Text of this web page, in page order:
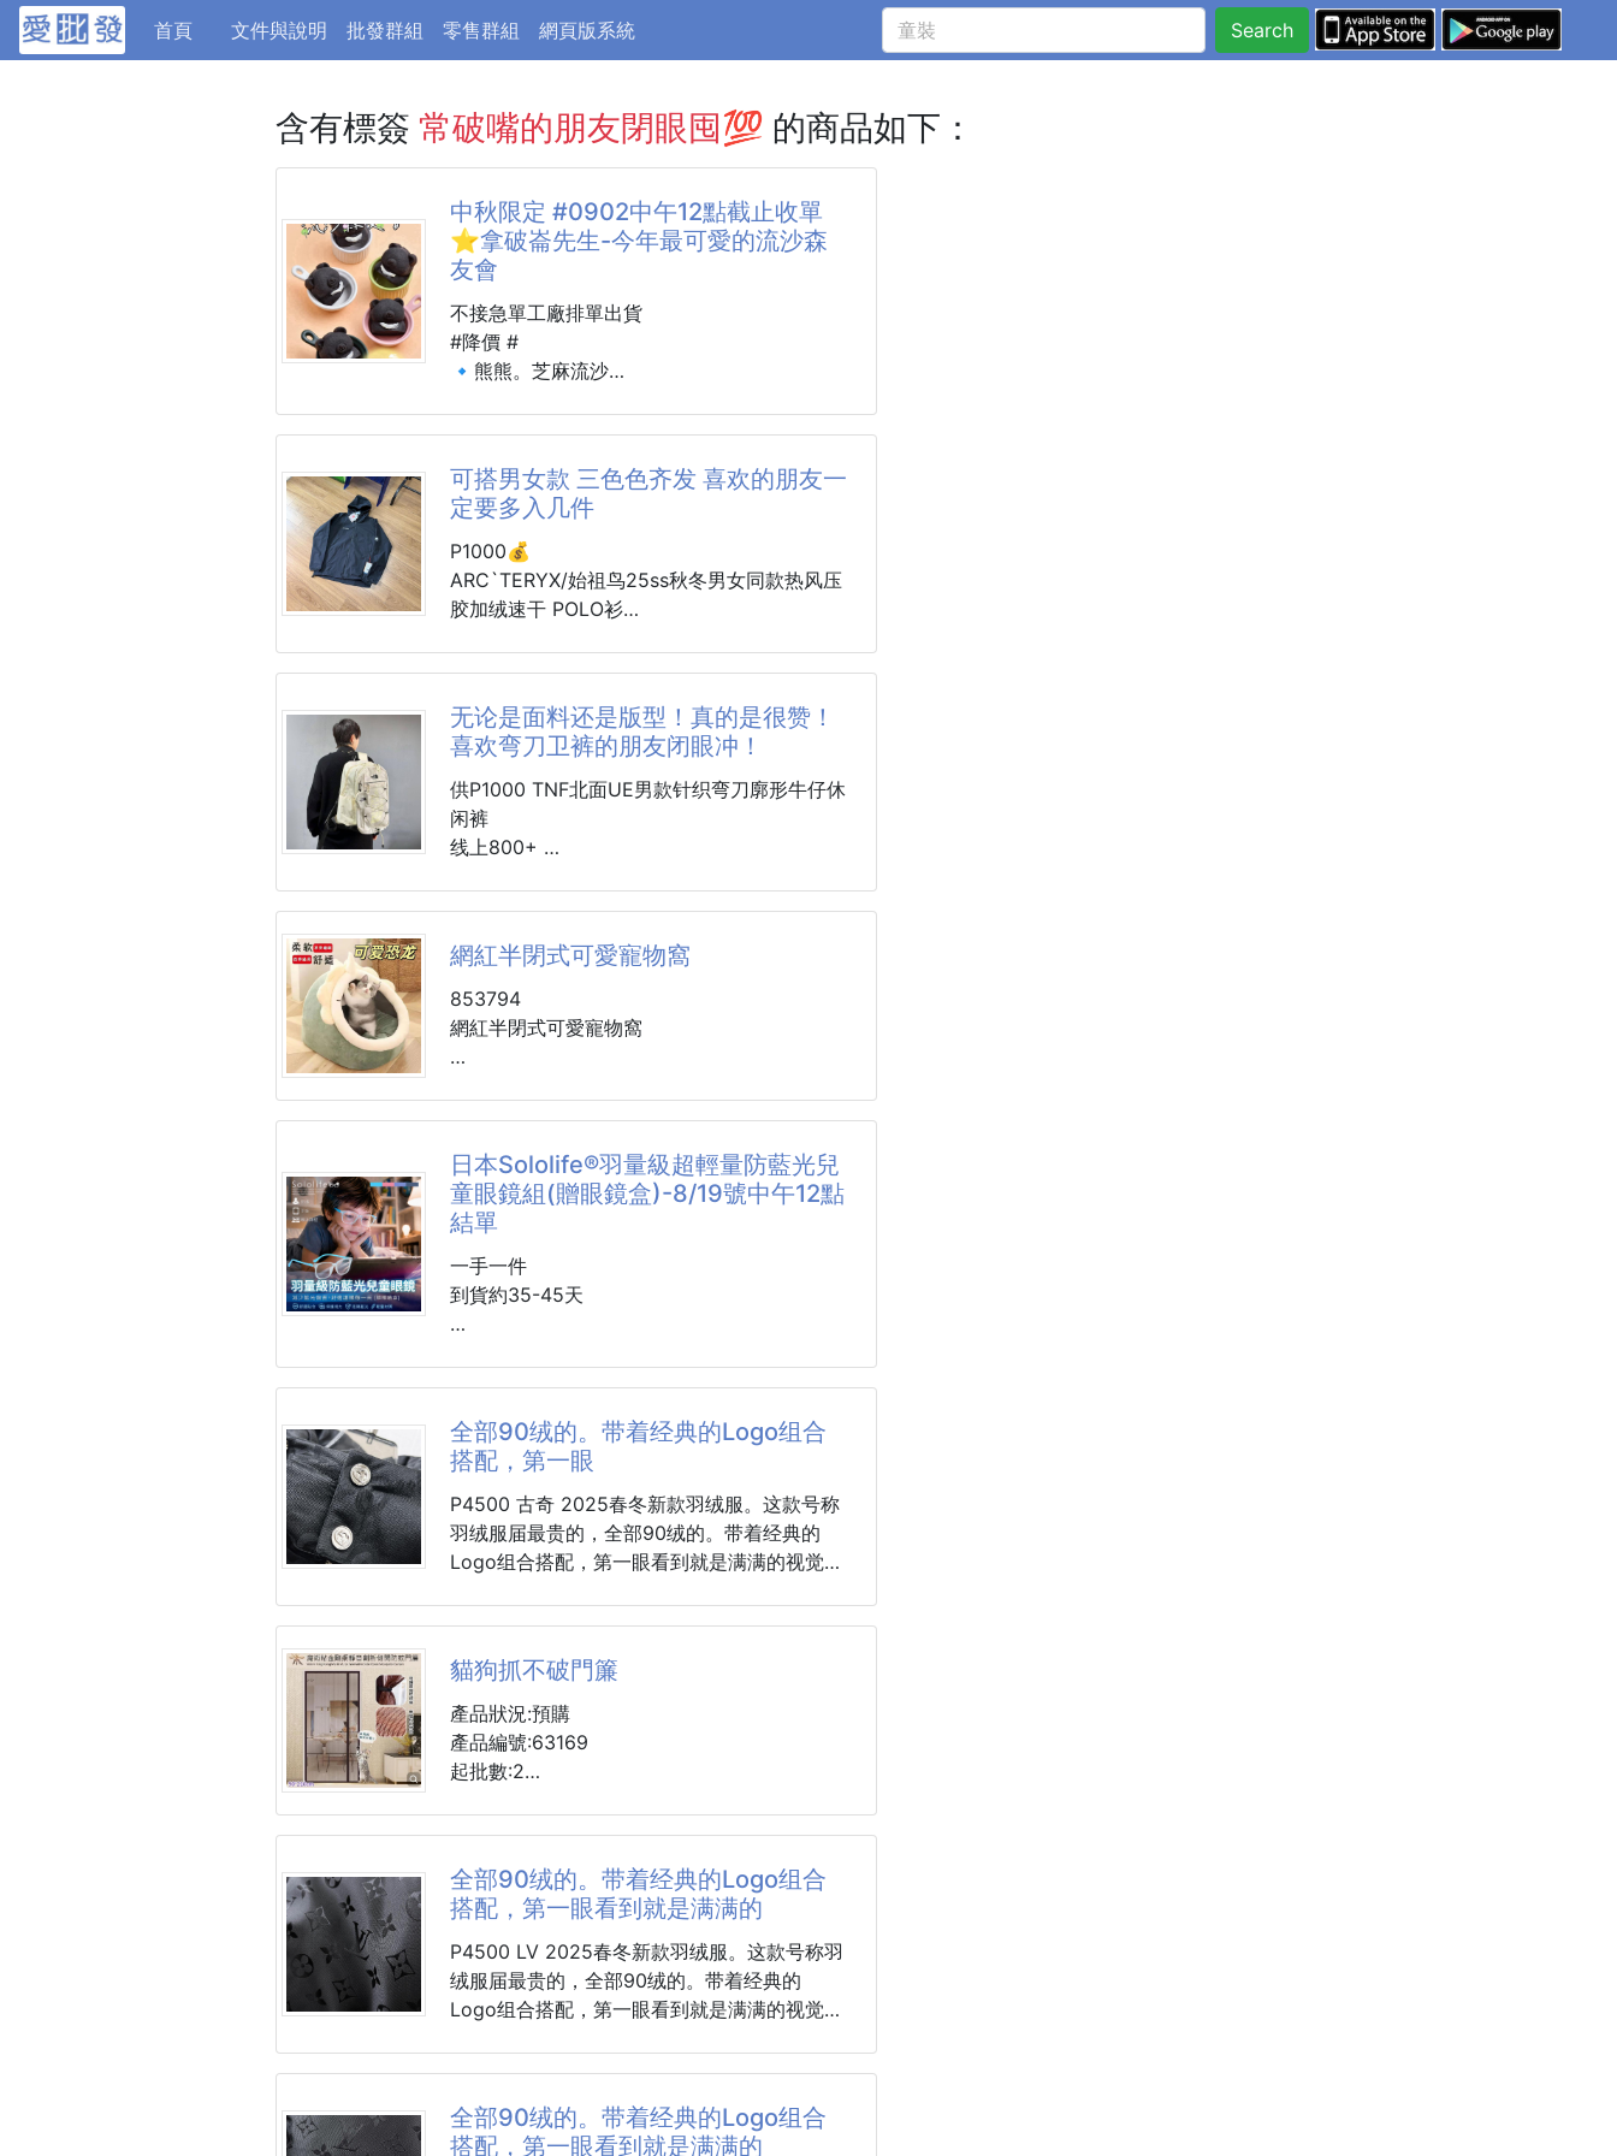
首頁(current)文件與說明 批發群組 零售群組 網頁版系統 Search
含有標簽 常破嘴的朋友閉眼囤💯 的商品如下：
中秋限定 #0902中午12點截止收單
⭐拿破崙先生-今年最可愛的流沙森
友會
不接急單工廠排單出貨
#降價 #
🔹熊熊。芝麻流沙
★這個中秋，送禮就要送一點驚喜＋萌度爆表
的！
6入裝，一顆一包，乾淨衛生、攜帶方便～
用天然蜂蜜烘出來的香氣，讓每一口酥皮都不
受！
▶三款萌翻口味一次收：
◼熊熊。芝麻流沙 — 香濃黑芝麻＋金黃流
心，濃郁不膩
◼貓掌。紅豆流沙 — 綿密紅豆泥遇上鹹香流
沙，甜鹹交織
◼水豚。芋泥流沙 — 香滑芋泥＋流沙內餡，
口感超柔和
▶送禮自用都超療癒
造型可愛到讓人捨不得吃，中秋送出去保證
可搭男女款 三色色齐发 喜欢的朋友一
定要多入几件
P1000💰
ARC`TERYX/始祖鸟25ss秋冬男女同款热风压
胶加绒速干 POLO衫
不同于以往翻领Polo衫设计
胸前经典始祖鸟LOGO高密压印
更显低调 高级 奢华
面料上也是下足了功夫采用定织定染240g丝光
珠地面料透气蜂窝网孔
手感更加丝滑 亲肤 舒适 透气性进一步升级
袖口直筒收边 做工上更是精益求精
三标齐全 简约大气 亦时尚有型
可搭男女款 三色色齐发 喜欢的朋友一定要多入
几件
通勤款 上班 休闲 商务 运动轻松驾驭
无论是面料还是版型！真的是很赞！
喜欢弯刀卫裤的朋友闭眼冲！
供P1000 TNF北面UE男款针织弯刀廓形牛仔休
闲裤
线上800+
经典字母万针刺绣，
无论是面料还是版型！真的是很赞！喜欢弯刀
卫裤的朋友闭眼冲！
尺码表
斤
L 腰围76-80 臀围109 裤长104适合120到140
斤
2XL 腰围86-88 臀围115 裤长106适合150-
165斤
3
網紅半閉式可愛寵物窩
853794
網紅半閉式可愛寵物窩
充
包裝：單獨袋裝
顏色：可愛喜洋洋、可愛恐龍、可愛兔子、粉
色喜洋洋
M/L雙尺寸設計可選，半封閉結構給予寵物安
互動樂趣。
雙面可翻轉墊子，喜洋洋/恐龍等多款萌趣造
型，為愛寵打造四季舒適的休息空間。
10個一箱
日本Sololife®羽量級超輕量防藍光兒
童眼鏡組(贈眼鏡盒)-8/19號中午12點
結單
一手一件
到貨約35-45天
#今年兒童眼鏡我最想推薦的就是它 #一戴就知
道差在哪裡
今年家長圈討論度最高的，就是這一副護眼眼
不是只有防藍光厲害，真正厲害的是戴起來真
到了孩子開始上線上課程、看平板學習、閱讀
繪本📖
才真正意識到，孩子每天接觸光線的時間，其
實遠遠超過我們想像💥
眼睛每天都在陪著他探索世界，也因為如此，
更要從日常生活好好培養護眼習慣🛡️
但市面上很多兒童眼鏡，其實只是把大人的眼
戴起來不是一直往下滑，就是壓得鼻樑紅紅
的，鏡腳夾得
全部90绒的。带着经典的Logo组合
搭配，第一眼
P4500 古奇 2025春冬新款羽绒服。这款号称
羽绒服届最贵的，全部90绒的。带着经典的
Logo组合搭配，第一眼看到就是满满的视觉冲
了，除了面料做工不同外，最大的区别就是填
充物根本不是鹅绒而是羽丝或手感绒等等，而
不懂的根本不容易区分。另外面料和做工也绝
对不是一个级别，总之认准我们，让你绝对不
羽绒服质量的，完全可以放心闭眼推。三标齐
195斤。
貓狗抓不破門簾
產品狀況:預購
產品編號:63169
起批數:2
入/防寵物抓)
全部90绒的。带着经典的Logo组合
搭配，第一眼看到就是满满的
P4500 LV 2025春冬新款羽绒服。这款号称羽
绒服届最贵的，全部90绒的。带着经典的
Logo组合搭配，第一眼看到就是满满的视觉冲
了，除了面料做工不同外，最大的区别就是填
全部90绒的。带着经典的Logo组合
搭配，第一眼看到就是满满的